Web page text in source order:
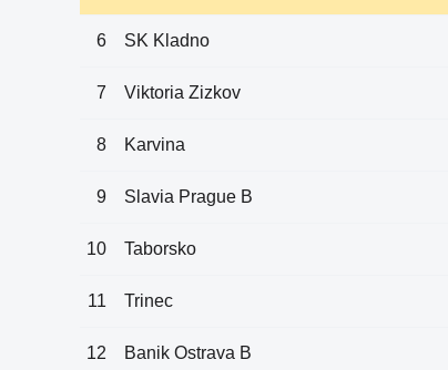
6 SK Kladno
7 Viktoria Zizkov
8 Karvina
9 Slavia Prague B
10 Taborsko
11 Trinec
12 Banik Ostrava B